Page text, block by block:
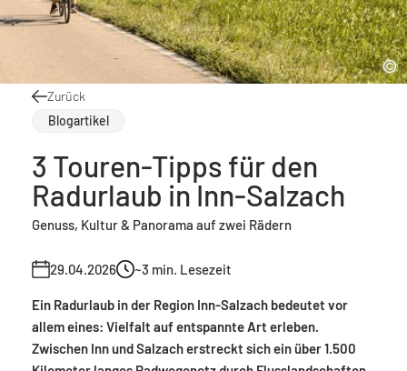
Zurück
Blogartikel
3 Touren-Tipps für den
Radurlaub in Inn-Salzach
Genuss, Kultur & Panorama auf zwei Rädern
29.04.2026 ~3 min. Lesezeit
Ein Radurlaub in der Region Inn-Salzach bedeutet vor
allem eines: Vielfalt auf entspannte Art erleben.
Zwischen Inn und Salzach erstreckt sich ein über 1.500